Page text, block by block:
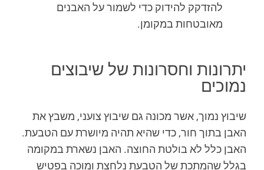
להזדקק להידוק כדי לשמור על האבנים
מאובטחות במקומן.
יתרונות וחסרונות של שיבוצים
נמוכים
שיבוץ נמוך, אשר מכונה גם שיבוץ צועני, משבץ את
האבן בתוך חור, כדי שהיא תהיה מיושרת עם הטבעת.
האבן כלל לא בולטת החוצה. האבן נשארת במקומה
בגלל שהמתכת של הטבעת נלחצת ומוכה בפטיש